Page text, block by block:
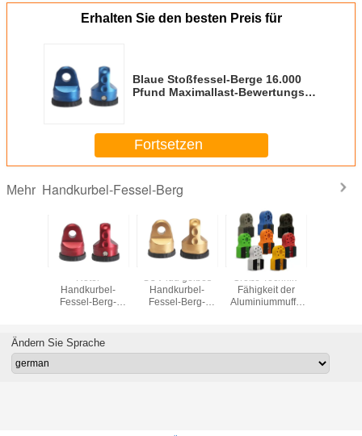
Erhalten Sie den besten Preis für
Blaue Stoßfessel-Berge 16.000
Pfund Maximallast-Bewertungs-
Fortsetzen
Mehr Handkurbel-Fessel-Berg
Utv Atv
Roter
Handkurbel-
Fessel-Berg-
schnell entfernt
SUV lud gelbes
Handkurbel-
Fessel-Berg-
Seil
Große Technik-
Fähigkeit der
Aluminiummuffe
Ändern Sie Sprache